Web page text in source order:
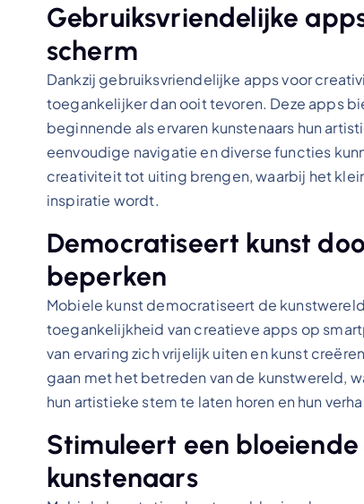
Gebruiksvriendelijke
scherm
Dankzij gebruiksvriendelijke apps voor
toegankelijker dan ooit tevoren. Deze apps
beginnende als ervaren kunstenaars hun
eenvoudige navigatie en diverse functies
creativiteit tot uiting brengen, waarbij het
inspiratie wordt.
Democratiseert kunst
beperken
Mobiele kunst democratiseert de
toegankelijkheid van creatieve apps op
van ervaring zich vrijelijk uiten en kunst
gaan met het betreden van de kunstwereld,
hun artistieke stem te laten horen en hun
Stimuleert een
kunstenaars